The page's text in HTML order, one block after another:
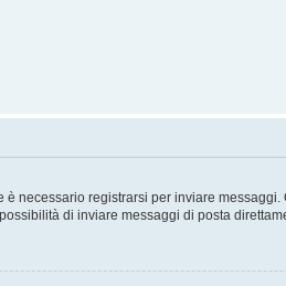
necessario registrarsi per inviare
di inviare messaggi di posta